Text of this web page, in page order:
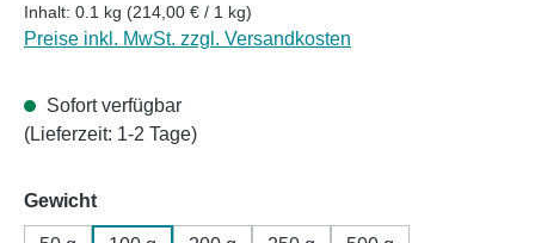
Inhalt: 0.1 kg (214,00 € / 1 kg)
Preise inkl. MwSt. zzgl. Versandkosten
Sofort verfügbar
(Lieferzeit: 1-2 Tage)
Gewichtauswählen